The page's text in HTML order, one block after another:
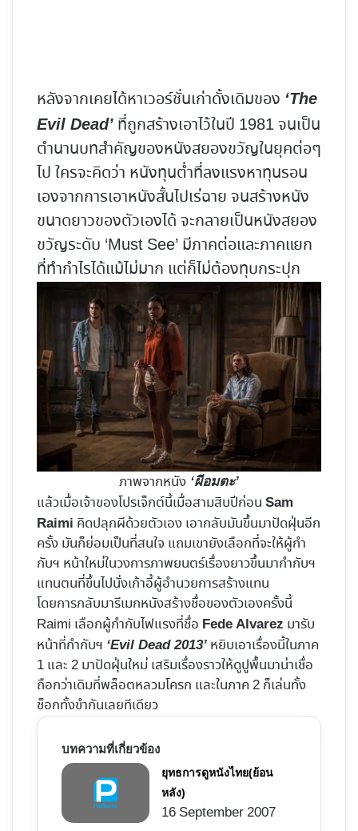
หลังจากเคยได้หาเวอร์ชั่นเก่าดั้งเดิมของ ‘The
Evil Dead’ ที่ถูกสร้างเอาไว้ในปี 1981 จนเป็น
ตำนานบทสำคัญของหนังสยองขวัญในยุคต่อๆ
ไป ใครจะคิดว่า หนังทุนต่ำที่ลงแรงหาทุนรอน
เองจากการเอาหนังสั้นไปเร่ฉาย จนสร้างหนัง
ขนาดยาวของตัวเองได้ จะกลายเป็นหนังสยอง
ขวัญระดับ ‘Must See’ มีภาคต่อและภาคแยก
ที่ทำกำไรได้แม้ไม่มาก แต่ก็ไม่ต้องทุบกระปุก
ภาพจากหนัง ‘ผีอมตะ’
แล้วเมื่อเจ้าของโปรเจ็กต์นี้เมื่อสามสิบปีก่อน Sam
Raimi คิดปลุกผีด้วยตัวเอง เอากลับมันขึ้นมาปัดฝุ่นอีก
ครั้ง มันก็ย่อมเป็นที่สนใจ แถมเขายังเลือกที่จะให้ผู้กำ
กับฯ หน้าใหม่ในวงการภาพยนตร์เรื่องยาวขึ้นมากำกับฯ
แทนตนที่ขึ้นไปนั่งเก้าอี้ผู้อำนวยการสร้างแทน
โดยการกลับมารีเมกหนังสร้างชื่อของตัวเองครั้งนี้
Raimi เลือกผู้กำกับไฟแรงที่ชื่อ Fede Alvarez มารับ
หน้าที่กำกับฯ ‘Evil Dead 2013’ หยิบเอาเรื่องนี้ในภาค
1 และ 2 มาปัดฝุ่นใหม่ เสริมเรื่องราวให้ดูปูพื้นมาน่าเชื่อ
ถือกว่าเดิมที่พล็อตหลวมโครก และในภาค 2 ก็เล่นทั้ง
ช็อกทั้งขำกันเลยทีเดียว
บทความที่เกี่ยวข้อง
ยุทธการดูหนังไทย(ย้อน
หลัง)
16 September 2007